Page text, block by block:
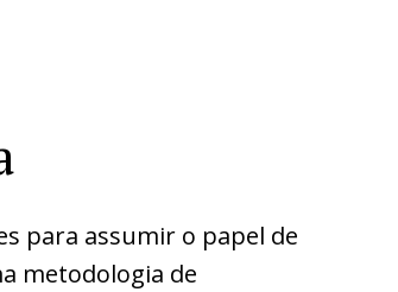
para assumir o papel de
metodologia de